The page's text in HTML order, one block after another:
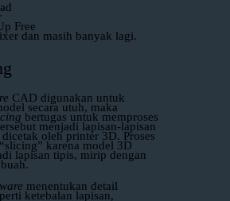
Free
dan masih banyak lagi.
CAD digunakan untuk
secara utuh, maka
bertugas untuk memproses
menjadi lapisan-lapisan
oleh printer 3D. Proses
karena model 3D
lapisan tipis, mirip dengan
menentukan detail
ketebalan lapisan,